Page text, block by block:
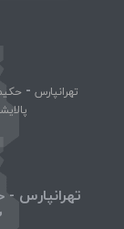
تهرانپارس -
تهرانپارس -